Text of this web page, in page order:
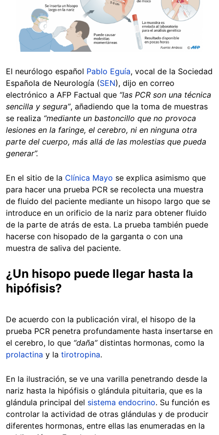
El neurólogo español Pablo Eguía, vocal de la Sociedad
Española de Neurología (SEN), dijo en correo
electrónico a AFP Factual que “las PCR son una técnica
sencilla y segura”, añadiendo que la toma de muestras
se realiza “mediante un bastoncillo que no provoca
lesiones en la faringe, el cerebro, ni en ninguna otra
parte del cuerpo, más allá de las molestias que pueda
generar”.
En el sitio de la Clínica Mayo se explica asimismo que
para hacer una prueba PCR se recolecta una muestra
de fluido del paciente mediante un hisopo largo que se
introduce en un orificio de la nariz para obtener fluido
de la parte de atrás de esta. La prueba también puede
hacerse con hisopado de la garganta o con una
muestra de saliva del paciente.
¿Un hisopo puede llegar hasta la
hipófisis?
De acuerdo con la publicación viral, el hisopo de la
prueba PCR penetra profundamente hasta insertarse en
el cerebro, lo que “daña” distintas hormonas, como la
prolactina y la tirotropina.
En la ilustración, se ve una varilla penetrando desde la
nariz hasta la hipófisis o glándula pituitaria, que es la
glándula principal del sistema endocrino. Su función es
controlar la actividad de otras glándulas y de producir
diferentes hormonas, entre ellas las enumeradas en la